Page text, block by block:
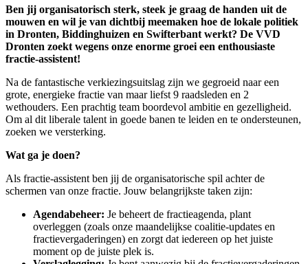
Ben jij organisatorisch sterk, steek je graag de handen uit de
mouwen en wil je van dichtbij meemaken hoe de lokale politiek
in Dronten, Biddinghuizen en Swifterbant werkt? De VVD
Dronten zoekt wegens onze enorme groei een enthousiaste
fractie-assistent!
Na de fantastische verkiezingsuitslag zijn we gegroeid naar een
grote, energieke fractie van maar liefst 9 raadsleden en 2
wethouders. Een prachtig team boordevol ambitie en gezelligheid.
Om al dit liberale talent in goede banen te leiden en te ondersteunen,
zoeken we versterking.
Wat ga je doen?
Als fractie-assistent ben jij de organisatorische spil achter de
schermen van onze fractie. Jouw belangrijkste taken zijn:
Agendabeheer: Je beheert de fractieagenda, plant
overleggen (zoals onze maandelijkse coalitie-updates en
fractievergaderingen) en zorgt dat iedereen op het juiste
moment op de juiste plek is.